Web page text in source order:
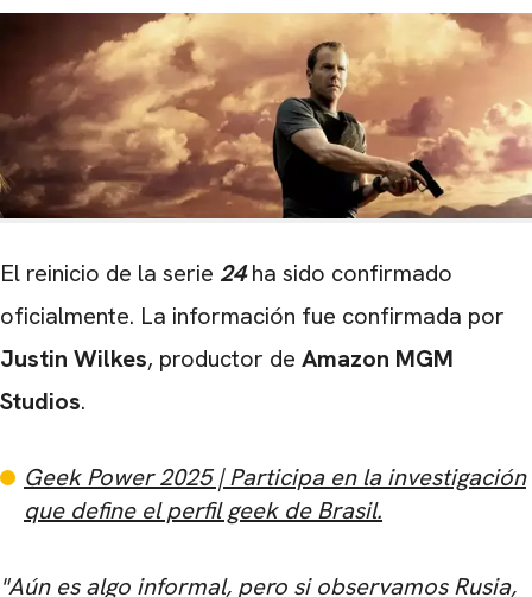
El reinicio de la serie 24ha sido confirmado
oficialmente. La información fue confirmada por
Justin Wilkes, productor de Amazon MGM
Studios.
Geek Power 2025 | Participa en la investigación
que define el perfil geek de Brasil.
"Aún es algo informal, pero si observamos Rusia,